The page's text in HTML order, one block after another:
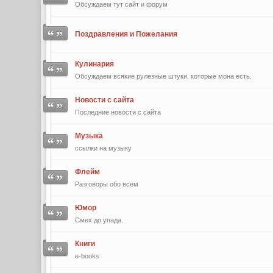
Обсуждаем тут сайт и форум
Поздравления и Пожелания
Кулинария
Обсуждаем всякие рулезные штуки, которые мона есть.
Новости с сайта
Последние новости с сайта
Музыка
ссылки на музыку
Флейм
Разговоры обо всем
Юмор
Смех до упада.
Книги
e-books